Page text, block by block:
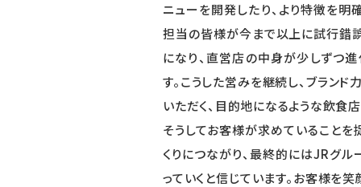
ニューを開発したり、より特徴を明
担当の皆様が今まで以上に試行錯
になり、直営店の中身が少しずつ
す。こうした営みを継続し、ブラン
いただく、目的地になるような飲食
そうしてお客様が求めていることを
くりにつながり、最終的にはJRグ
っていくと信じています。お客様を